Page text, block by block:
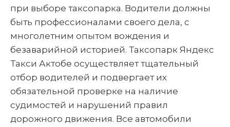
при выборе таксопарка. Водители должны
быть профессионалами своего дела, с
многолетним опытом вождения и
безаварийной историей. Таксопарк Яндекс
Такси Актобе осуществляет тщательный
отбор водителей и подвергает их
обязательной проверке на наличие
судимостей и нарушений правил
дорожного движения. Все автомобили